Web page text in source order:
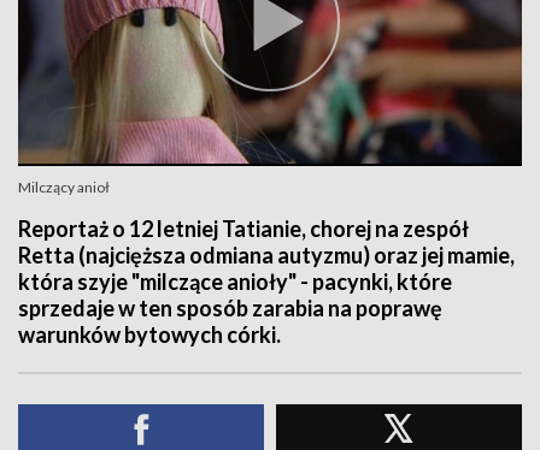
Milczący anioł
Reportaż o 12 letniej Tatianie, chorej na zespół
Retta (najcięższa odmiana autyzmu) oraz jej mamie,
która szyje "milczące anioły" - pacynki, które
sprzedaje w ten sposób zarabia na poprawę
warunków bytowych córki.